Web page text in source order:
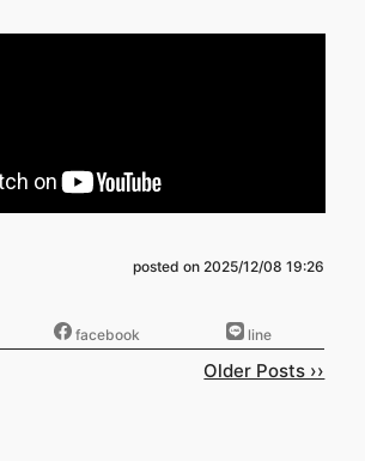
posted on2025/12/08 19:26
Older Posts ››